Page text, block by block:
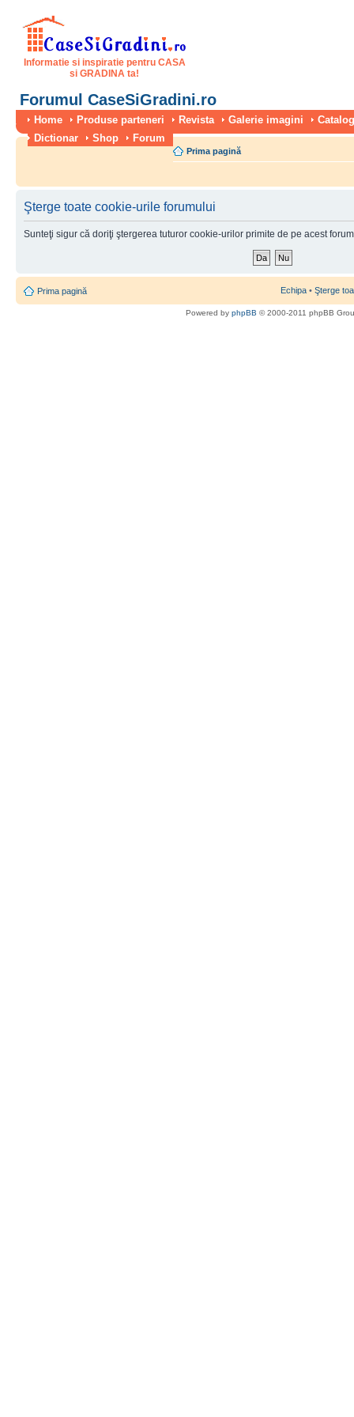
Informatie si inspiratie pentru CASA
si GRADINA ta!
Forumul CaseSiGradini.ro
Home Produse parteneri Revista Galerie imagini
Dictionar
Shop Forum
Prima pagină
Şterge toate cookie-urile forumului
Sunteţi sigur că doriţi ştergerea tuturor cookie-urilor primite de pe acest
Prima pagină Echipa • Şterge
Powered by phpBB © 2000-2011 phpBB